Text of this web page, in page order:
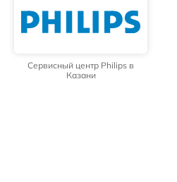
Сервисный центр Philips в
Казани